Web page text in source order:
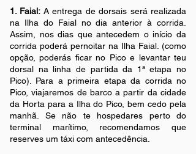
1. Faial: A entrega de dorsais será realizada
na Ilha do Faial no dia anterior à corrida.
Assim, nos dias que antecedem o início da
corrida poderá pernoitar na Ilha Faial. (como
opção, poderás ficar no Pico e levantar teu
dorsal na linha de partida da 1ª etapa no
Pico). Para a primeira etapa da corrida no
Pico, viajaremos de barco a partir da cidade
da Horta para a Ilha do Pico, bem cedo pela
manhã. Se não te hospedares perto do
terminal marítimo, recomendamos que
reserves um táxi com antecedência.